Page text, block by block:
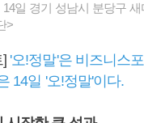
일 경기 성남시 분당구
>
'오!정말'은 비즈니스
14일 '오!정말'이다.